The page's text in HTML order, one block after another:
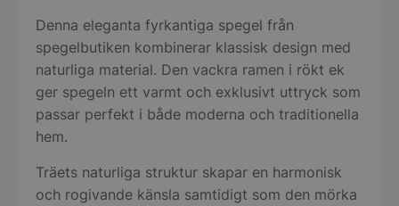
Denna eleganta fyrkantiga spegel från
spegelbutiken kombinerar klassisk design med
naturliga material. Den vackra ramen i rökt ek
ger spegeln ett varmt och exklusivt uttryck som
passar perfekt i både moderna och traditionella
hem.
Träets naturliga struktur skapar en harmonisk
och rogivande känsla samtidigt som den mörka